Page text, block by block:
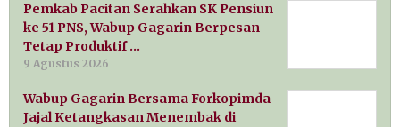
Pemkab Pacitan Serahkan SK Pensiun
ke 51 PNS, Wabup Gagarin Berpesan
Tetap Produktif …
9 Agustus 2026
Wabup Gagarin Bersama Forkopimda
Jajal Ketangkasan Menembak di